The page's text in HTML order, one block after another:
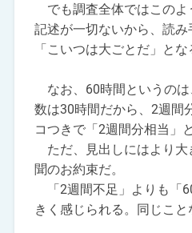
でも調査全体ではこのよ
記述が一切ないから、読み
「こいつは大ごとだ」とな
なお、60時間というのは
数は30時間だから、2週間
コつきで「2週間分相当」
ただ、見出しにはより大
聞のお約束だ。
「2週間不足」よりも「
きく感じられる。同じこと